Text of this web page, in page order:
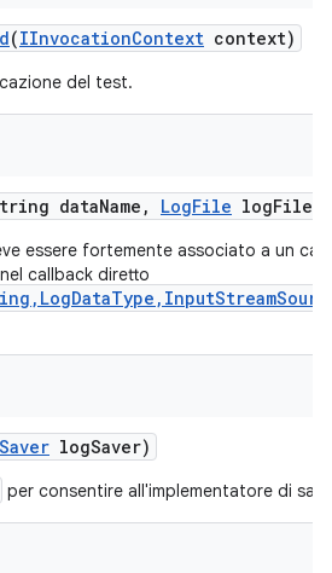
(IInvocationContext context)
del test.
dataName , LogFile logFile)
essere fortemente associato a un
callback diretto
Saver logSaver)
per consentire all'implementatore di